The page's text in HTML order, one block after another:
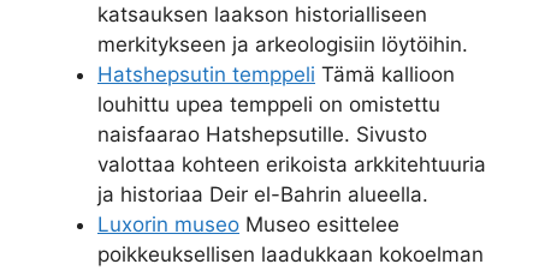
katsauksen laakson historialliseen
merkitykseen ja arkeologisiin löytöihin.
Hatshepsutin temppeli Tämä kallioon
louhittu upea temppeli on omistettu
naisfaarao Hatshepsutille. Sivusto
valottaa kohteen erikoista arkkitehtuuria
ja historiaa Deir el-Bahrin alueella.
Luxorin museo Museo esittelee
poikkeuksellisen laadukkaan kokoelman